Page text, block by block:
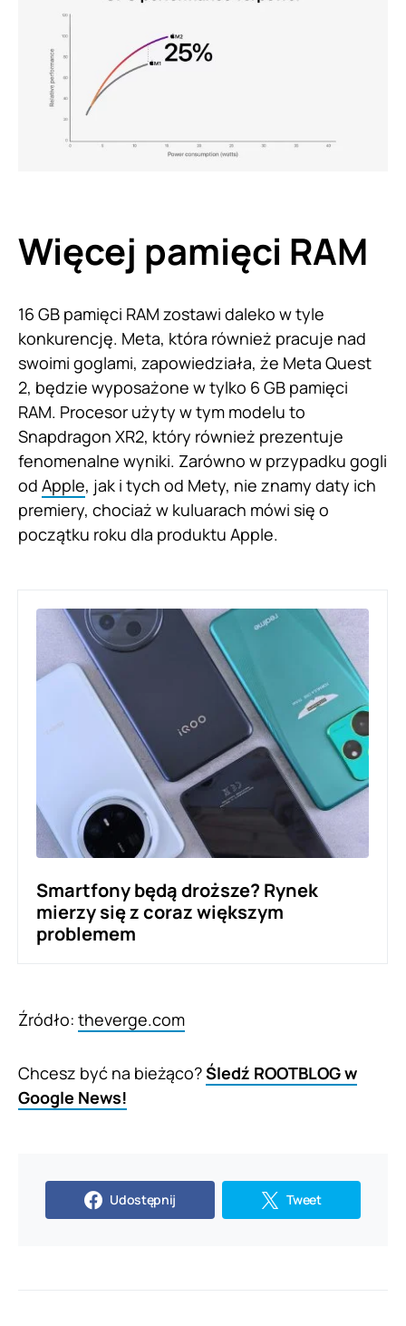
Więcej pamięci RAM
16 GB pamięci RAM zostawi daleko w tyle
konkurencję. Meta, która również pracuje nad
swoimi goglami, zapowiedziała, że Meta Quest
2, będzie wyposażone w tylko 6 GB pamięci
RAM. Procesor użyty w tym modelu to
Snapdragon XR2, który również prezentuje
fenomenalne wyniki. Zarówno w przypadku gogli
od Apple, jak i tych od Mety, nie znamy daty ich
premiery, chociaż w kuluarach mówi się o
początku roku dla produktu Apple.
Smartfony będą droższe? Rynek
mierzy się z coraz większym
problemem
Źródło: theverge.com
Chcesz być na bieżąco?Śledź ROOTBLOG w
Google News!
Udostępnij Tweet